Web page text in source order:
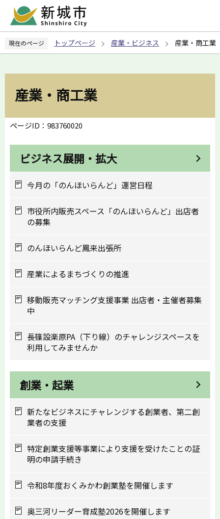
ペ
の
現在のページ トップページ 産業・ビジネス 産業・商工業
産業・商工業
ページID：983760020
ビジネス展開・拡大
今月の「のんほいらんど」運営日程
市役所内販売スペース「のんほいらんど」出店者
の募集
のんほいらんど鳳来出張所
産業によるまちづくりの推進
移動販売マッチング支援事業 出店者・主催者募集
中
長篠設楽原PA（下り線）のチャレンジスペースを
利用してみませんか
創業・起業
新たなビジネスにチャレンジする創業者、第二創
業者の支援
特定創業支援等事業により支援を受けたことの証
明の申請手続き
令和8年度おくみかわ創業塾を開催します
奥三河リーダー育成塾2026を開催します